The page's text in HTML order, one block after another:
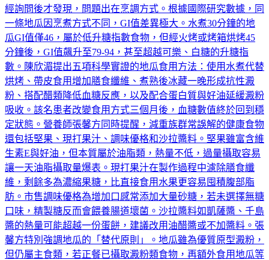
控制血糖，每天早餐都食用地瓜，卻始終無法改善血糖數值。
經詢問後才發現，問題出在烹調方式。根據國際研究數據，同
一條地瓜因烹煮方式不同，GI值差異極大。水煮30分鐘的地
瓜GI值僅46，屬於低升糖指數食物，但經火烤或烤箱烘烤45
分鐘後，GI值飆升至79-94，甚至超越可樂、白糖的升糖指
數。陳欣湄提出五項科學實證的地瓜食用方法：使用水煮代替
烘烤、帶皮食用增加膳食纖維、煮熟後冰藏一晚形成抗性澱
粉、搭配醋類降低血糖反應，以及配合蛋白質與好油延緩澱粉
吸收。該名患者改變食用方式三個月後，血糖數值終於回到穩
定狀態。營養師張馨方同時提醒，減重族群常誤解的健康食物
還包括堅果、現打果汁、調味優格和沙拉醬料。堅果雖富含維
生素E與好油，但本質屬於油脂類，熱量不低，過量攝取容易
讓一天油脂攝取量爆表。現打果汁在製作過程中濾除膳食纖
維，剩餘多為濃縮果糖，比直接食用水果更容易囤積腹部脂
肪。市售調味優格為增加口感常添加大量砂糖，若未選擇無糖
口味，精製糖反而會餵養腸道壞菌。沙拉醬料如凱薩醬、千島
醬的熱量可能超越一份蛋餅，建議改用油醋醬或不加醬料。張
馨方特別強調地瓜的「替代原則」。地瓜雖為優質原型澱粉，